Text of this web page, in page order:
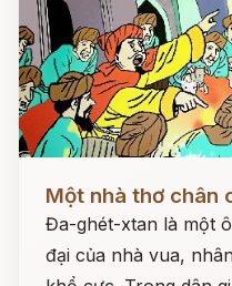
Một nhà thơ chân
Đa-ghét-xtan là một
đại của nhà vua,